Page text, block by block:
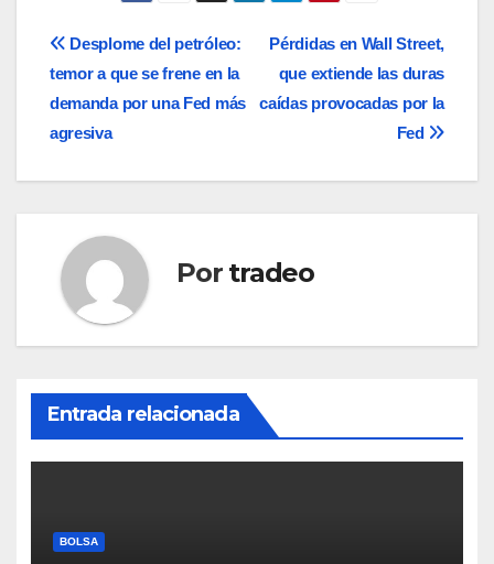
Navegación
de
entradas
Pérdidas en Wall Street,
que extiende las duras
caídas provocadas por la
Fed
Desplome del petróleo:
temor a que se frene en la
demanda por una Fed más
agresiva
Por tradeo
Entrada relacionada
BOLSA